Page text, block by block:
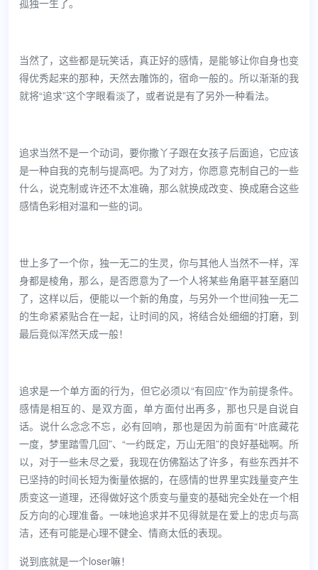
孤独一生了。
当然了，这些都是玩笑话，真正好的感情，是能够让你自身也变
得优秀起来的那种，天然去雕饰的，宿命一般的。所以渐渐的我
就将“追求”这个字眼看淡了，或者说是有了另外一种看法。
追求当然不是一个动词，要你撒丫子跟在女孩子后面追，它应该
是一种自我的克制与提高吧。为了对方，你愿意克制自己的一些
什么，说克制或许还不太准确，那么就换成改变、换成磨合这些
感情色彩相对温和一些的词。
世上多了一个你，独一无二的生灵，你与其他人当然不一样，浑
身都是棱角，那么，是否愿意为了一个人将某些角磨平甚至磨凹
了，这样以后，便能以一个新的角度，与另外一个世间独一无二
的生命紧紧贴合在一起，让时间的风，将结合处细细的打磨，到
最后竟似浑然天成一般！
追求是一个单方面的行为，但它必须以“有回应”作为前提条件。
感情是相互的、是双方面，单方面付出再多，那也只是自说自
话。说什么念念不忘，必有回响，那也是因为前面有“叶底藏花
一度，梦里踏雪几回”、“一约既定，万山无阻”的良好基础啊。所
以，对于一些未尽之爱，我现在仿佛豁达了许多，有些东西并不
已坚持的时间长短为衡量依据的，在感情的世界里实践量变产生
质变这一道理，还得做好这个质变与量变的基础完全处在一个相
反方向的心理准备。一味地追求并不见得就是在爱上的忠贞与高
洁，还有可能是心理不健全、情商太低的表现。
说到底就是一个loser嘛！